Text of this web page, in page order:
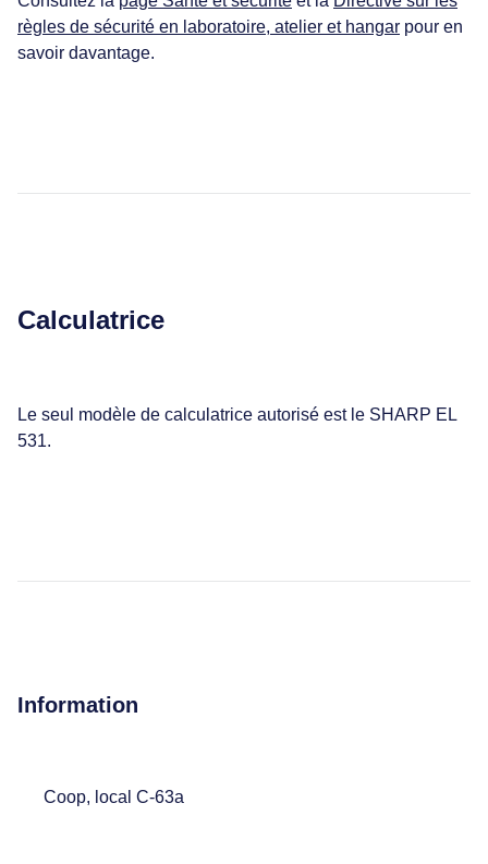
règles de sécurité en laboratoire, atelier et hangar pour en
savoir davantage.
Calculatrice
Le seul modèle de calculatrice autorisé est le SHARP EL
531.
Information
Coop, local C-63a